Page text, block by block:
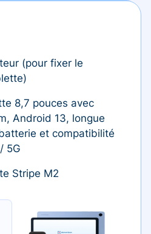
(pour fixer le
8,7 pouces avec
Android 13, longue
et compatibilité
5G
Stripe M2